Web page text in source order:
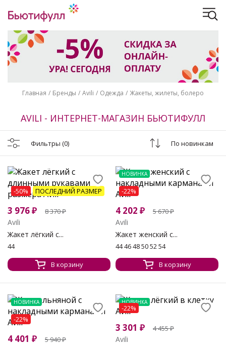
Главная Бренды Avili Одежда Жакеты, жилеты, болеро
AVILI - ИНТЕРНЕТ-МАГАЗИН БЬЮТИФУЛЛ
Фильтры (0) По новинкам
-50% ПОСЛЕДНИЙ РАЗМЕР
3 976₽ 8 370₽
Avili
Жакет лёгкий с...
44
В корзину
НОВИНКА
-22%
4 202 ₽ 5 670₽
Avili
Жакет женский с...
44 46 48 50 52 54
В корзину
НОВИНКА
-22%
4 401 ₽ 5 940₽
НОВИНКА
-22%
3 301 ₽ 4 455₽
Avili